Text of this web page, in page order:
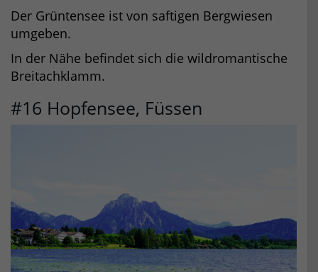
Der Grüntensee ist von saftigen Bergwiesen
umgeben.
In der Nähe befindet sich die wildromantische
Breitachklamm.
#16 Hopfensee, Füssen